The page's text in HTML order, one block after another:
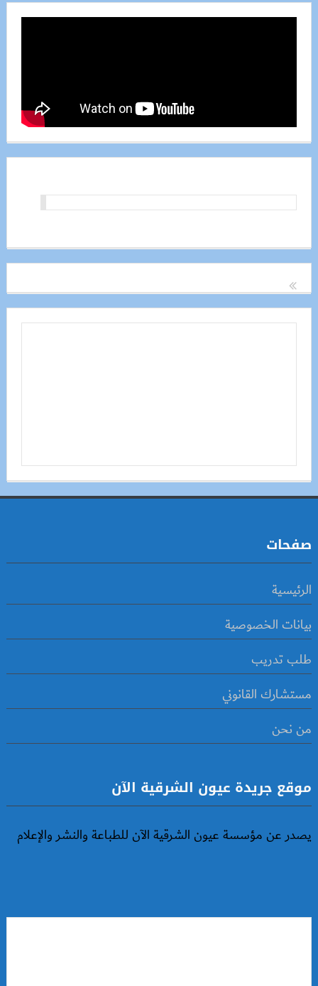
صفحات
الرئيسية
بيانات الخصوصية
طلب تدريب
مستشارك القانوني
من نحن
موقع جريدة عيون الشرقية الآن
يصدر عن مؤسسة عيون الشرقية الآن للطباعة والنشر والإعلام